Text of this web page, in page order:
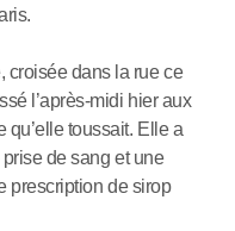
croisée dans la rue ce
l’après-midi hier aux
qu’elle toussait. Elle a
de sang et une
prescription de sirop